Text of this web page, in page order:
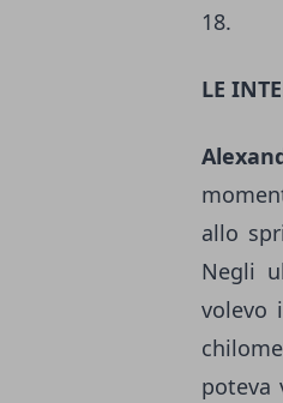
18.
LE
allo
Negli
volevo
poteva